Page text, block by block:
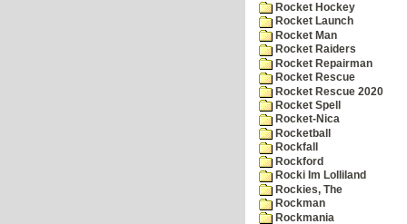
Rocket Hockey
Rocket Launch
Rocket Man
Rocket Raiders
Rocket Repairman
Rocket Rescue
Rocket Rescue 2020
Rocket Spell
Rocket-Nica
Rocketball
Rockfall
Rockford
Rocki Im Lolliland
Rockies, The
Rockman
Rockmania